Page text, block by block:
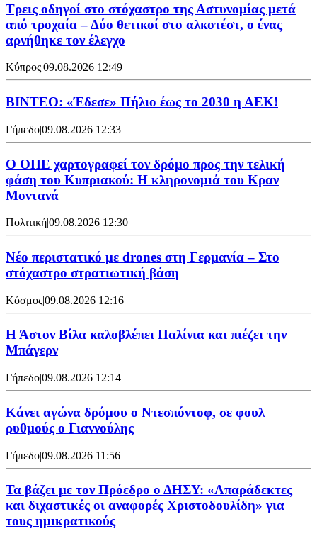
Τρεις οδηγοί στο στόχαστρο της Αστυνομίας μετά
από τροχαία – Δύο θετικοί στο αλκοτέστ, ο ένας
αρνήθηκε τον έλεγχο
Κύπρος|09.08.2026 12:49
ΒΙΝΤΕΟ: «Έδεσε» Πήλιο έως το 2030 η ΑΕΚ!
Γήπεδο|09.08.2026 12:33
Ο ΟΗΕ χαρτογραφεί τον δρόμο προς την τελική
φάση του Κυπριακού: Η κληρονομιά του Κραν
Μοντανά
Πολιτική|09.08.2026 12:30
Νέο περιστατικό με drones στη Γερμανία – Στο
στόχαστρο στρατιωτική βάση
Κόσμος|09.08.2026 12:16
Η Άστον Βίλα καλοβλέπει Παλίνια και πιέζει την
Μπάγερν
Γήπεδο|09.08.2026 12:14
Kάνει αγώνα δρόμου ο Ντεσπόντοφ, σε φουλ
ρυθμούς ο Γιαννούλης
Γήπεδο|09.08.2026 11:56
Τα βάζει με τον Πρόεδρο ο ΔΗΣΥ: «Απαράδεκτες
και διχαστικές οι αναφορές Χριστοδουλίδη» για
τους ημικρατικούς